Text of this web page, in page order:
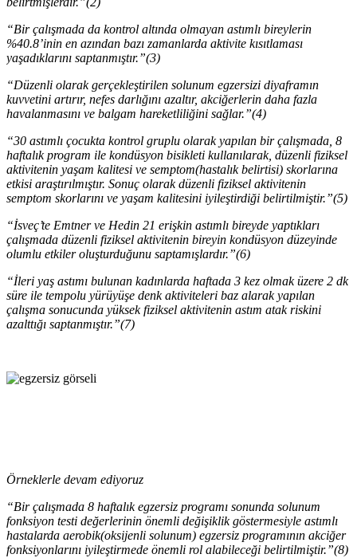
“Bir çalışmada da kontrol altında olmayan astımlı bireylerin
%40.8’inin en azından bazı zamanlarda aktivite kısıtlaması
yaşadıklarını saptanmıştır.”(3)
“Düzenli olarak gerçekleştirilen solunum egzersizi diyaframın
kuvvetini artırır, nefes darlığını azaltır, akciğerlerin daha fazla
havalanmasını ve balgam hareketliliğini sağlar.”(4)
“30 astımlı çocukta kontrol gruplu olarak yapılan bir çalışmada, 8
haftalık program ile kondüsyon bisikleti kullanılarak, düzenli fiziksel
aktivitenin yaşam kalitesi ve semptom(hastalık belirtisi) skorlarına
etkisi araştırılmıştır. Sonuç olarak düzenli fiziksel aktivitenin
semptom skorlarını ve yaşam kalitesini iyileştirdiği belirtilmiştir.”(5)
“İsveç’te Emtner ve Hedin 21 erişkin astımlı bireyde yaptıkları
çalışmada düzenli fiziksel aktivitenin bireyin kondüsyon düzeyinde
olumlu etkiler oluşturduğunu saptamışlardır.”(6)
“İleri yaş astımı bulunan kadınlarda haftada 3 kez olmak üzere 2 dk
süre ile tempolu yürüyüşe denk aktiviteleri baz alarak yapılan
çalışma sonucunda yüksek fiziksel aktivitenin astım atak riskini
azalttığı saptanmıştır.”(7)
Örneklerle devam ediyoruz
“Bir çalışmada 8 haftalık egzersiz programı sonunda solunum
fonksiyon testi değerlerinin önemli değişiklik göstermesiyle astımlı
hastalarda aerobik(oksijenli solunum) egzersiz programının akciğer
fonksiyonlarını iyileştirmede önemli rol alabileceği belirtilmiştir.”(8)